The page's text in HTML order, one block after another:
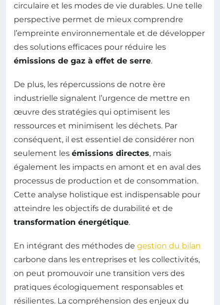
circulaire et les modes de vie durables. Une telle
perspective permet de mieux comprendre
l’empreinte environnementale et de développer
des solutions efficaces pour réduire les
émissions de gaz à effet de serre.
De plus, les répercussions de notre ère
industrielle signalent l’urgence de mettre en
œuvre des stratégies qui optimisent les
ressources et minimisent les déchets. Par
conséquent, il est essentiel de considérer non
seulement les émissions directes, mais
également les impacts en amont et en aval des
processus de production et de consommation.
Cette analyse holistique est indispensable pour
atteindre les objectifs de durabilité et de
transformation énergétique.
En intégrant des méthodes de gestion du bilan
carbone dans les entreprises et les collectivités,
on peut promouvoir une transition vers des
pratiques écologiquement responsables et
résilientes. La compréhension des enjeux du